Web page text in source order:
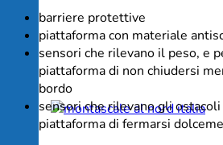
barriere protettive
piattaforma con materiale
sensori che rilevano il peso, e
piattaforma di non chiudersi
bordo
sensori che rilevano gli
piattaforma di fermarsi